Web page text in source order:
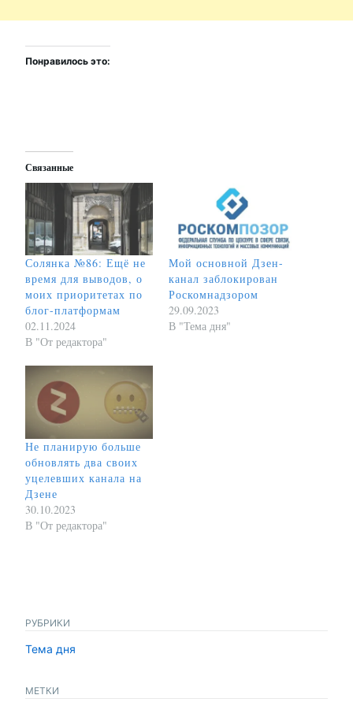
Понравилось это:
Связанные
Солянка №86: Ещё не
время для выводов, о
моих приоритетах по
блог-платформам
02.11.2024
В "От редактора"
Мой основной Дзен-
канал заблокирован
Роскомнадзором
29.09.2023
В "Тема дня"
Не планирую больше
обновлять два своих
уцелевших канала на
Дзене
30.10.2023
В "От редактора"
РУБРИКИ
Тема дня
МЕТКИ